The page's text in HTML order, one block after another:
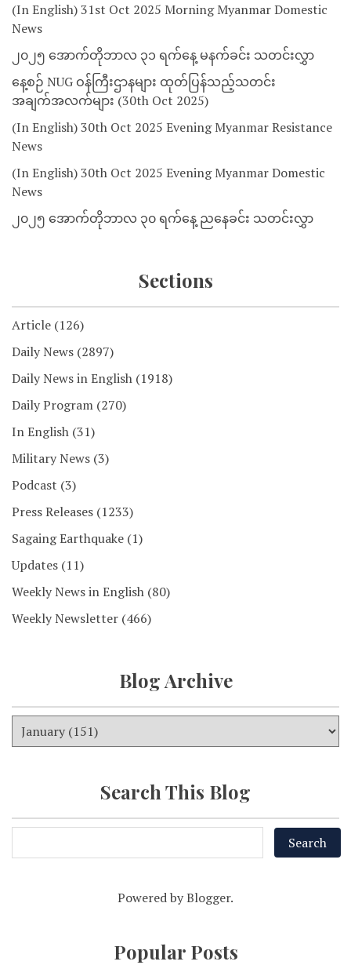
(In English) 31st Oct 2025 Morning Myanmar Domestic
News
၂၀၂၅ အောက်တိုဘာလ ၃၁ ရက်နေ့ မနက်ခင်း သတင်းလွှာ
နေ့စဉ် NUG ဝန်ကြီးဌာနများ ထုတ်ပြန်သည့်သတင်း
အချက်အလက်များ (30th Oct 2025)
(In English) 30th Oct 2025 Evening Myanmar Resistance
News
(In English) 30th Oct 2025 Evening Myanmar Domestic
News
၂၀၂၅ အောက်တိုဘာလ ၃၀ ရက်နေ့ ညနေခင်း သတင်းလွှာ
Sections
Article (126)
Daily News (2897)
Daily News in English (1918)
Daily Program (270)
In English (31)
Military News (3)
Podcast (3)
Press Releases (1233)
Sagaing Earthquake (1)
Updates (11)
Weekly News in English (80)
Weekly Newsletter (466)
Blog Archive
Search This Blog
Powered byBlogger.
Popular Posts